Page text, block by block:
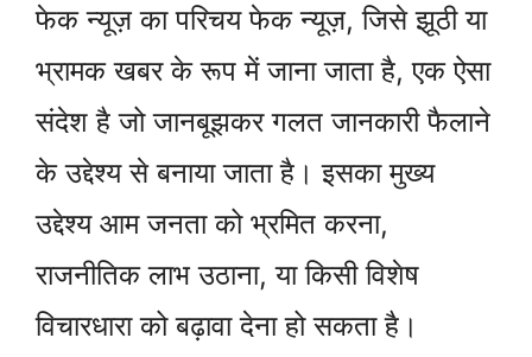
फेक न्यूज़ का परिचय फेक न्यूज़, जिसे झूठी या
भ्रामक खबर के रूप में जाना जाता है, एक ऐसा
संदेश है जो जानबूझकर गलत जानकारी फैलाने
के उद्देश्य से बनाया जाता है। इसका मुख्य
उद्देश्य आम जनता को भ्रमित करना,
राजनीतिक लाभ उठाना, या किसी विशेष
विचारधारा को बढ़ावा देना हो सकता है।